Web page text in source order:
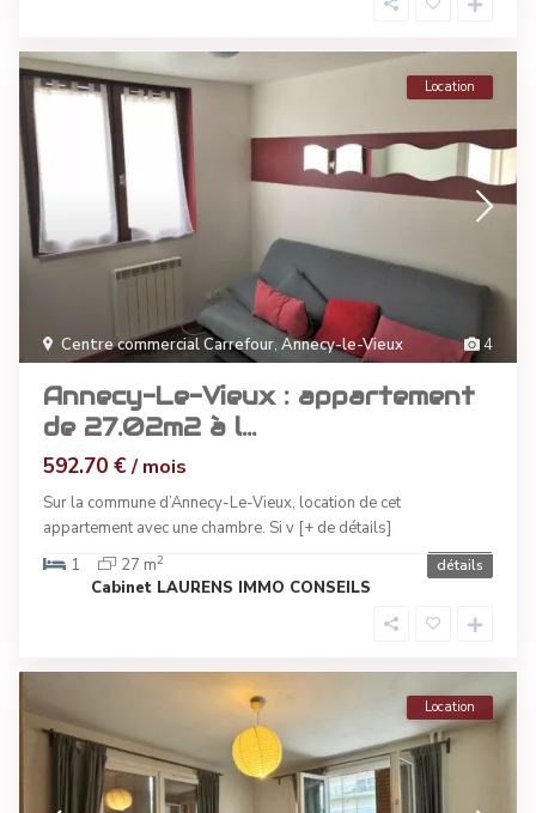
4
Centre commercial Carrefour, Annecy-le-Vieux
Location
Annecy-Le-Vieux : appartement
de 27.02m2 à l...
592.70 €/ mois
Sur la commune d’Annecy-Le-Vieux, location de cet
appartement avec une chambre. Si v [+ de détails]
1
27 m2 détails
Cabinet LAURENS IMMO CONSEILS
Location